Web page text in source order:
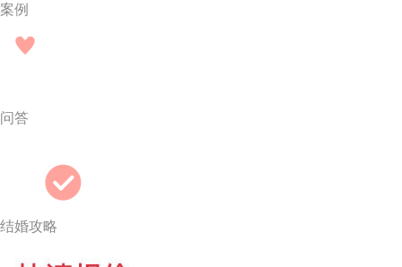
案例
问答
结婚攻略